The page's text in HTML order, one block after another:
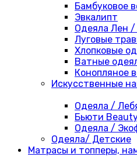
Бамбуковое
Эвкалипт
Одеяла Лен
Луговые
Хлопковые
Ватные
Конопляное
Искусственные
Одеяла /
Бьюти
Одеяла /
Одеяла/ Детские
Матрасы и топперы,